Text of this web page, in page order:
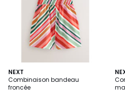
NEXT
Combinaison bandeau
froncée